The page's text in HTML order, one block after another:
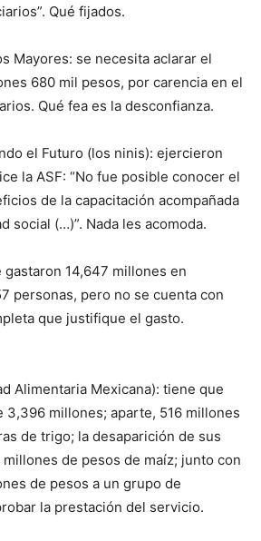
Qué fijados.
Mayores: se necesita aclarar el
680 mil pesos, por carencia en el
Qué fea es la desconfianza.
el Futuro (los ninis): ejercieron
la ASF: “No fue posible conocer el
de la capacitación acompañada
social (…)”. Nada les acomoda.
gastaron 14,647 millones en
personas, pero no se cuenta con
que justifique el gasto.
Alimentaria Mexicana): tiene que
3,396 millones; aparte, 516 millones
de trigo; la desaparición de sus
de pesos de maíz; junto con
de pesos a un grupo de
la prestación del servicio.